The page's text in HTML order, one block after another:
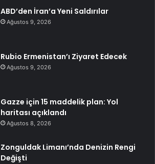
ABD’den İran’a Yeni Saldırılar
Ağustos 9, 2026
Rubio Ermenistan’ı Ziyaret Edecek
Ağustos 9, 2026
Gazze için 15 maddelik plan: Yol
haritası açıklandı
Ağustos 8, 2026
Zonguldak Limanı’nda Denizin Rengi
Değişti